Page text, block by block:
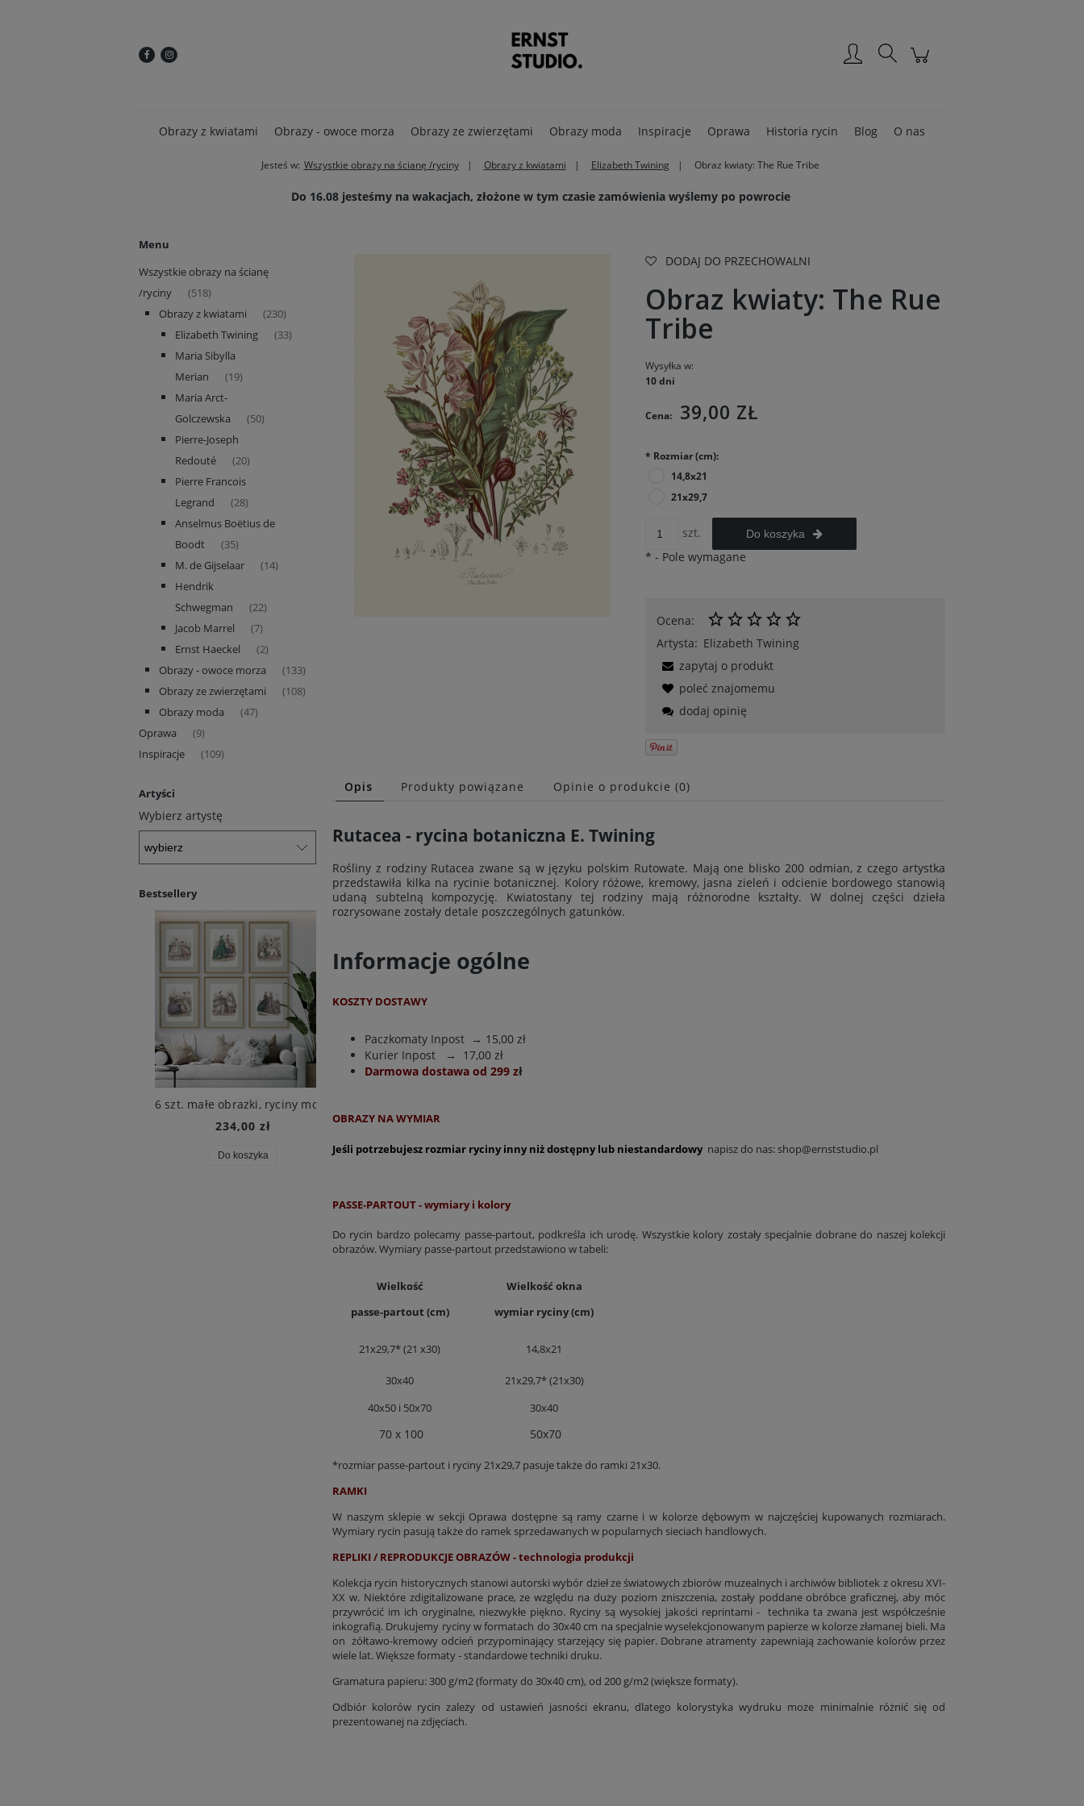
Obrazy z kwiatami Obrazy - owoce morza Obrazy ze zwierzętami Obrazy moda Inspiracje Oprawa Historia rycin Blog O nas
Jesteś w: Wszystkie obrazy na ścianę /ryciny Obrazy z kwiatami Elizabeth Twining Obraz kwiaty: The Rue Tribe
Do 16.08 jesteśmy na wakacjach, złożone w tym czasie zamówienia wyślemy po powrocie
Menu
Wszystkie obrazy na ścianę
/ryciny
(518)
Obrazy z kwiatami (230)
Elizabeth Twining (33)
Maria Sibylla
Merian
(19)
Maria Arct-
Golczewska
(50)
Pierre-Joseph
Redouté
(20)
Pierre Francois
Legrand
(28)
Anselmus Boëtius de
Boodt
(35)
M. de Gijselaar (14)
Hendrik
Schwegman
(22)
Jacob Marrel (7)
Ernst Haeckel (2)
Obrazy - owoce morza (133)
Obrazy ze zwierzętami (108)
Obrazy moda (47)
Oprawa (9)
Inspiracje (109)
Artyści
Wybierz artystę
Bestsellery
6 szt. małe obrazki, ryciny modowe, XIX w., Beilage zur Victoria
234,00 zł
Do koszyka
296,40 zł
Do koszyka Do koszyka Do koszyka
DODAJ DO PRZECHOWALNI
Obraz kwiaty: The Rue
Tribe
Wysyłka w:
10 dni
Cena: 39,00 ZŁ
* Rozmiar (cm):
14,8x21
21x29,7
szt. Do koszyka
* - Pole wymagane
Ocena:
Artysta: Elizabeth Twining
zapytaj o produkt
poleć znajomemu
dodaj opinię
Opis Produkty powiązane Opinie o produkcie (0)
Rutacea - rycina botaniczna E. Twining
Rośliny z rodziny Rutacea zwane są w języku polskim Rutowate. Mają one blisko 200 odmian, z czego artystka
przedstawiła kilka na rycinie botanicznej. Kolory różowe, kremowy, jasna zieleń i odcienie bordowego stanowią
udaną subtelną kompozycję. Kwiatostany tej rodziny mają różnorodne kształty. W dolnej części dzieła
rozrysowane zostały detale poszczególnych gatunków.
Informacje ogólne
KOSZTY DOSTAWY
Paczkomaty Inpost → 15,00 zł
Kurier Inpost → 17,00 zł
Darmowa dostawa od 299 zł
OBRAZY NA WYMIAR
Jeśli potrzebujesz rozmiar ryciny inny niż dostępny lub niestandardowy napisz do nas:shop@ernststudio.pl
PASSE-PARTOUT - wymiary i kolory
Do rycin bardzo polecamy passe-partout, podkreśla ich urodę. Wszystkie kolory zostały specjalnie dobrane do naszej kolekcji
obrazów. Wymiary passe-partout przedstawiono w tabeli:
Wielkość
passe-partout (cm)
Wielkość okna
wymiar ryciny (cm)
21x29,7* (21 x30) 14,8x21
30x40
21x29,7* (21x30)
40x50 i 50x70
30x40
70 x 100 50x70
*rozmiar passe-partout i ryciny 21x29,7 pasuje także do ramki 21x30.
RAMKI
W naszym sklepie w sekcji Oprawa dostępne są ramy czarne i w kolorze dębowym w najczęściej kupowanych rozmiarach.
Wymiary rycin pasują także do ramek sprzedawanych w popularnych sieciach handlowych.
REPLIKI / REPRODUKCJE OBRAZÓW - technologia produkcji
Kolekcja rycin historycznych stanowi autorski wybór dzieł ze światowych zbiorów muzealnych i archiwów bibliotek z okresu XVI-
XX w. Niektóre zdigitalizowane prace, ze względu na duży poziom zniszczenia, zostały poddane obróbce graficznej, aby móc
przywrócić im ich oryginalne, niezwykłe piękno. Ryciny są wysokiej jakości reprintami - technika ta zwana jest współcześnie
inkografią. Drukujemy ryciny w formatach do 30x40 cm na specjalnie wyselekcjonowanym papierze w kolorze złamanej bieli. Ma
on żółtawo-kremowy odcień przypominający starzejący się papier. Dobrane atramenty zapewniają zachowanie kolorów przez
wiele lat. Większe formaty - standardowe techniki druku.
Gramatura papieru: 300 g/m2 (formaty do 30x40 cm), od 200 g/m2 (większe formaty).
Odbiór kolorów rycin zależy od ustawień jasności ekranu, dlatego kolorystyka wydruku może minimalnie różnić się od
prezentowanej na zdjęciach.